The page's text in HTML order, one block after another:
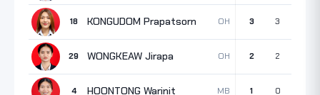
18 KONGUDOM Prapatsorn OH 3 3
29 WONGKEAW Jirapa OH 2 2
4 HOONTONG Warinit MB 1 0